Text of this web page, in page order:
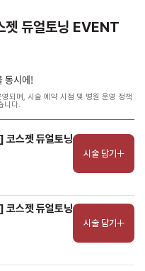
젯 듀얼토닝 EVENT
동시에!
되며, 시술 예약 시점 및 병원 운영 정책
니다.
스젯 듀얼토닝
시술 담기
스젯 듀얼토닝
시술 담기